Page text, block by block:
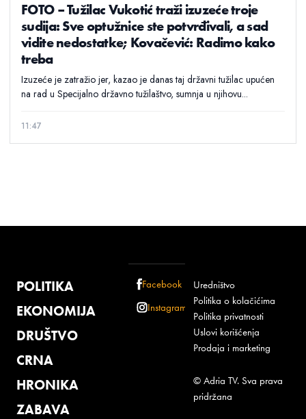
FOTO – Tužilac Vukotić traži izuzeće troje
sudija: Sve optužnice ste potvrđivali, a sad
vidite nedostatke; Kovačević: Radimo kako
treba
Izuzeće je zatražio jer, kazao je danas taj državni tužilac upućen
na rad u Specijalno državno tužilaštvo, sumnja u njihovu...
11:47
POLITIKA
EKONOMIJA
DRUŠTVO
CRNA
HRONIKA
ZABAVA
Facebook
Instagram
Uredništvo
Politika o kolačićima
Politika privatnosti
Uslovi korišćenja
Prodaja i marketing
© Adria TV. Sva prava
pridržana